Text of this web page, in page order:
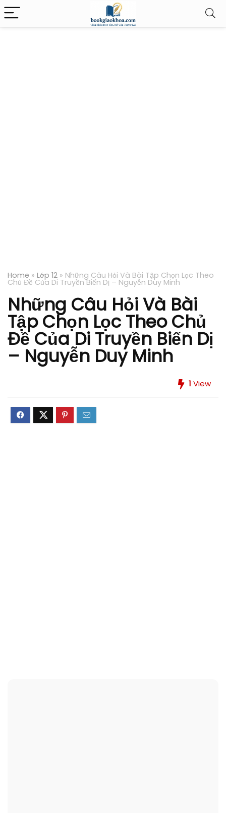
Home » Lớp 12 » Những Câu Hỏi Và Bài Tập Chọn Lọc Theo
Chủ Đề Của Di Truyền Biến Dị – Nguyễn Duy Minh
Những Câu Hỏi Và Bài
Tập Chọn Lọc Theo Chủ
Đề Của Di Truyền Biến Dị
– Nguyễn Duy Minh
1 View